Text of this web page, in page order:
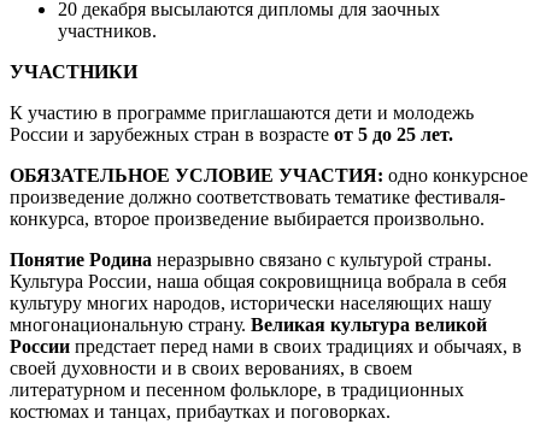
20 декабря высылаются дипломы для заочных
участников.
УЧАСТНИКИ
К участию в программе приглашаются дети и молодежь
России и зарубежных стран в возрасте от 5 до 25 лет.
ОБЯЗАТЕЛЬНОЕ УСЛОВИЕ УЧАСТИЯ: одно конкурсное
произведение должно соответствовать тематике фестиваля-
конкурса, второе произведение выбирается произвольно.
Понятие Родина неразрывно связано с культурой страны.
Культура России, наша общая сокровищница вобрала в себя
культуру многих народов, исторически населяющих нашу
многонациональную страну. Великая культура великой
России предстает перед нами в своих традициях и обычаях, в
своей духовности и в своих верованиях, в своем
литературном и песенном фольклоре, в традиционных
костюмах и танцах, прибаутках и поговорках.